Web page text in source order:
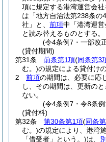
項に規定する港湾運営会
は「地方自治法第238条の
社」と、 前項中「港湾運営
と読み替えるものとする。
(令4条例7・一部改
(貸付期間)
第31条
前条第1項(同条第3
む。)の規定による貸付け
2
前項の期間は、必要に応
し、その期間は、更新の
ない。
(令4条例7・令8条
(貸付料)
第32条
第30条第1項(同条
む。)の規定により、港湾
「借受者」という。)は、